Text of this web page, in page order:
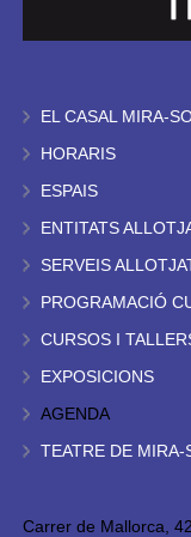
EL CASAL MIRA-
HORARIS
ESPAIS
ENTITATS
SERVEIS
PROGRAMACIÓ
CURSOS I
EXPOSICIONS
AGENDA
TEATRE DE MIRA-
Carrer de Mallorca, 42